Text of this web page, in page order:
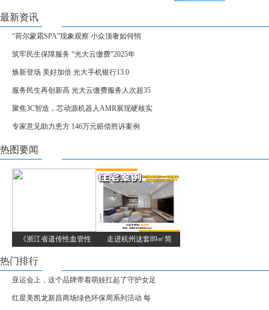
最新资讯
“荷尔蒙霜SPA”现象观察 小众顶奢如何悄
筑牢民生保障服务 “光大云缴费”2025年
焕新登场 美好加倍 光大手机银行13.0
服务民生再创新高 光大云缴费服务人次超35
聚焦3C智造，芯动源机器人AMR展现硬核实
专家意见助力患方 146万元赔偿胜诉案例
热图要闻
《浙江省遗传性血管性 走进杭州这套89㎡简
热门排行
亚运会上，这个品牌带着萌娃扛起了守护女足
红星美凯龙新昌商场绿色环保周系列活动 每